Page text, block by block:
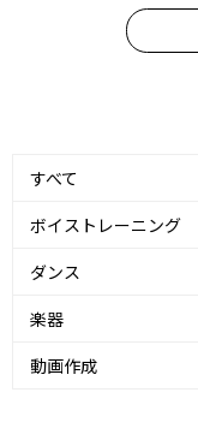
すべて
ボイストレーニング
ダンス
楽器
動画作成